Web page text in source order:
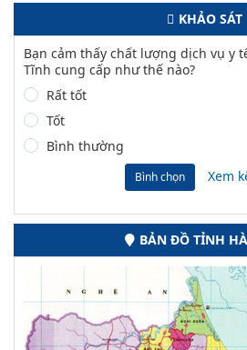
KHẢO SÁT
Bạn cảm thấy chất lượng dịch vụ y
Tĩnh cung cấp như thế nào?
Rất tốt
Tốt
Bình thường
Bình chọn Xem
BẢN ĐỒ TỈNH